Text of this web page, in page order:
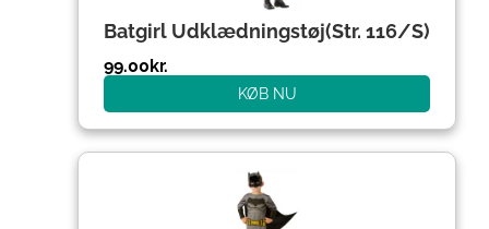
Batgirl Udklædningstøj(Str. 116/S)
99.00kr.
KØB NU